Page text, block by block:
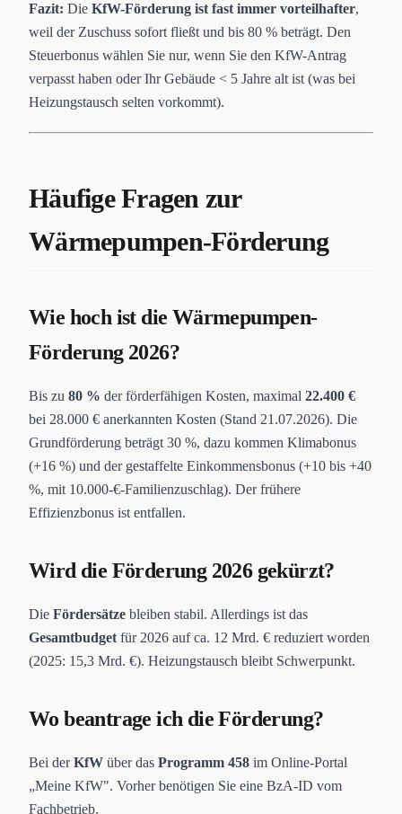
Fazit: Die KfW-Förderung ist fast immer vorteilhafter,
weil der Zuschuss sofort fließt und bis 80 % beträgt. Den
Steuerbonus wählen Sie nur, wenn Sie den KfW-Antrag
verpasst haben oder Ihr Gebäude < 5 Jahre alt ist (was bei
Heizungstausch selten vorkommt).
Häufige Fragen zur
Wärmepumpen-Förderung
Wie hoch ist die Wärmepumpen-
Förderung 2026?
Bis zu 80 % der förderfähigen Kosten, maximal 22.400 €
bei 28.000 € anerkannten Kosten (Stand 21.07.2026). Die
Grundförderung beträgt 30 %, dazu kommen Klimabonus
(+16 %) und der gestaffelte Einkommensbonus (+10 bis +40
%, mit 10.000-€-Familienzuschlag). Der frühere
Effizienzbonus ist entfallen.
Wird die Förderung 2026 gekürzt?
Die Fördersätze bleiben stabil. Allerdings ist das
Gesamtbudget für 2026 auf ca. 12 Mrd. € reduziert worden
(2025: 15,3 Mrd. €). Heizungstausch bleibt Schwerpunkt.
Wo beantrage ich die Förderung?
Bei derKfW über das Programm 458 im Online-Portal
„Meine KfW". Vorher benötigen Sie eine BzA-ID vom
Fachbetrieb.